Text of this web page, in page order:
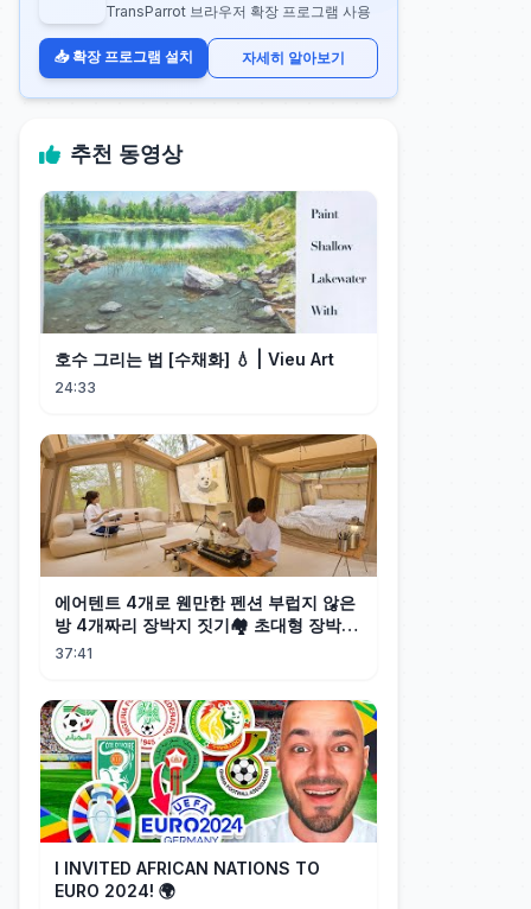
TransParrot 브라우저 확장 프로그램 사용
📥 확장 프로그램 설치 자세히 알아보기
추천 동영상
호수 그리는 법 [수채화] 💧 | Vieu Art
24:33
에어텐트 4개로 웬만한 펜션 부럽지 않은
방 4개짜리 장박지 짓기🏘️ 초대형 장박캠
핑
37:41
I INVITED AFRICAN NATIONS TO
EURO 2024! 🌍